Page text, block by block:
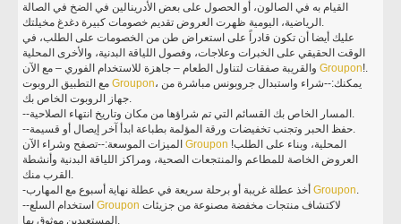
القيام به في الصالون، أو الحصول على بعض الأدرينالين في الضخ في الصالة
الرياضية، اليومية ظهرت العروض تقديم خصومات كبيرة دغدغ مخيلتك.
عليك أيضا أن تكون قادراً على استعراض طن من الخصومات على الطلب، في
الوقت الحقيقي على الخبرات وعلاجات، وفصول اللياقة البدنية، والأخرى المحلية
والقريبة صفقات لتناول الطعام – جاهزة للاستخدام الفوري – مع الآنGroupon!.
مع التطبيق الروبوتGroupon، يمكنك:--شراء واستبدال جروبونس مباشرة من
جهاز الروبوت الخاص بك.
--المسار الخاص بك القسائم التي تم شراؤها من مكان وتاريخ انتهاء الصلاحية.
--حفظ الحبر وتجنب تخفيضات ورقة المؤلمة بطباعة ابدأ آخر إيصال أو قسيمة.
الميزات الموسعة:--تصفح وشراء الآنGroupon
العروض الخاصة للمطاعم والمنتجعات الصحية، ومراكز اللياقة البدنية وأنشطة
القرب منك.
-أخذ عطلة غريبة أو برحلة سريعة في عطلة نهاية أسبوع مع المهاربGroupon.
--استخدام السلعGroupon لاكتشاف منتجات مخفضة مصنوعة من جزيئات
المستعبدين موثوق بها.